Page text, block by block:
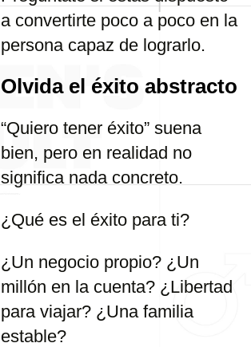
a convertirte poco a poco en la
persona capaz de lograrlo.
Olvida el éxito abstracto
“Quiero tener éxito” suena
bien, pero en realidad no
significa nada concreto.
¿Qué es el éxito para ti?
¿Un negocio propio? ¿Un
millón en la cuenta? ¿Libertad
para viajar? ¿Una familia
estable?